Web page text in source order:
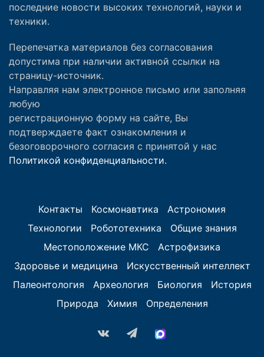
последние новости высоких технологий, науки и
техники.
Перепечатка материалов без согласования
допустима при наличии активной ссылки на
страницу-источник.
Направляя нам электронное письмо или заполняя
любую
регистрационную форму на сайте, Вы
подтверждаете факт ознакомления и
безоговорочного согласия с принятой у нас
Политикой конфиденциальности.
Контакты Космонавтика
Астрономия
Технологии
Робототехника
Общие знания
Местоположение МКС
Астрофизика
Здоровье и медицина
Искусственный интеллект
Палеонтология
Археология Биология
История
Природа
Химия Определения
vk.com Telegram